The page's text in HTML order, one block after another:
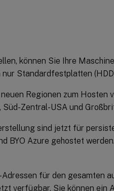
können Sie Ihre
nur Standardfestplatten
Regionen zum Hosten
Süd-Zentral-USA und
sind jetzt für
BYO Azure gehostet
für den gesamten
verfügbar. Sie können ein